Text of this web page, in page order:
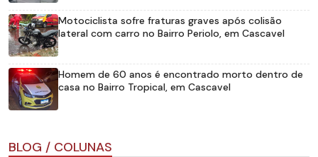
Motociclista sofre fraturas graves após colisão
lateral com carro no Bairro Periolo, em Cascavel
Homem de 60 anos é encontrado morto dentro de
casa no Bairro Tropical, em Cascavel
BLOG / COLUNAS